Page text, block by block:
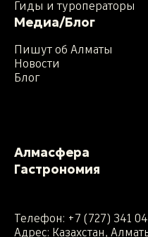
Гиды и туроператоры
Медиа/Блог
Пишут об Алматы
Новости
Блог
Алмасфера
Гастрономия
Телефон: +7 (727) 341 04
Адрес: Казахстан,